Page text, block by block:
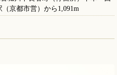
（京都市営）から1,091m